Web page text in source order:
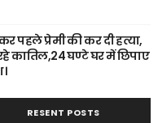
पहले प्रेमी की कर दी हत्या,
कातिल,24 घण्टे घर में छिपाए
RESENT POSTS